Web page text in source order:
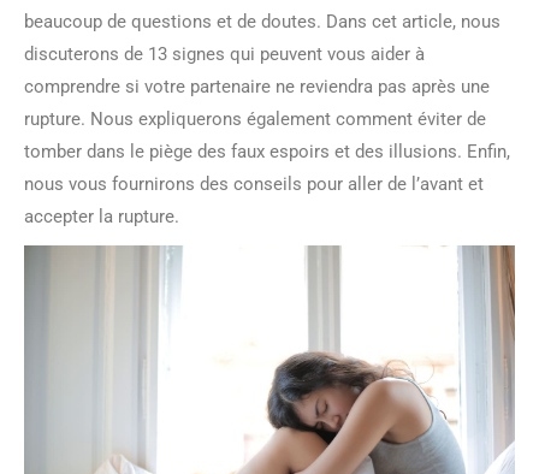
beaucoup de questions et de doutes. Dans cet article, nous
discuterons de 13 signes qui peuvent vous aider à
comprendre si votre partenaire ne reviendra pas après une
rupture. Nous expliquerons également comment éviter de
tomber dans le piège des faux espoirs et des illusions. Enfin,
nous vous fournirons des conseils pour aller de l’avant et
accepter la rupture.